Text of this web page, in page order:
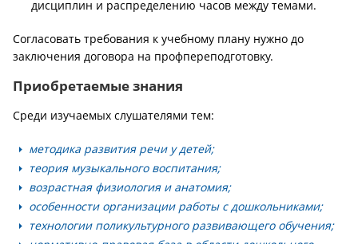
дисциплин и распределению часов между темами.
Согласовать требования к учебному плану нужно до
заключения договора на профпереподготовку.
Приобретаемые знания
Среди изучаемых слушателями тем:
методика развития речи у детей;
теория музыкального воспитания;
возрастная физиология и анатомия;
особенности организации работы с дошкольниками;
технологии поликультурного развивающего обучения;